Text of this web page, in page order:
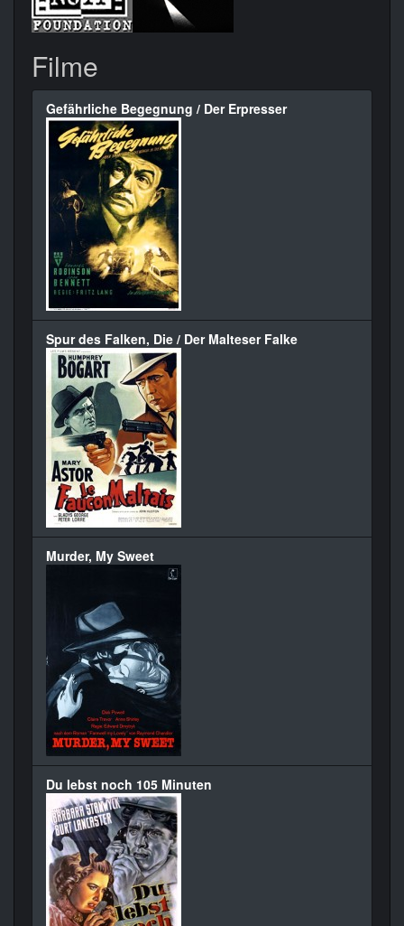
Filme
Gefährliche Begegnung / Der Erpresser
Spur des Falken, Die / Der Malteser Falke
Murder, My Sweet
Du lebst noch 105 Minuten